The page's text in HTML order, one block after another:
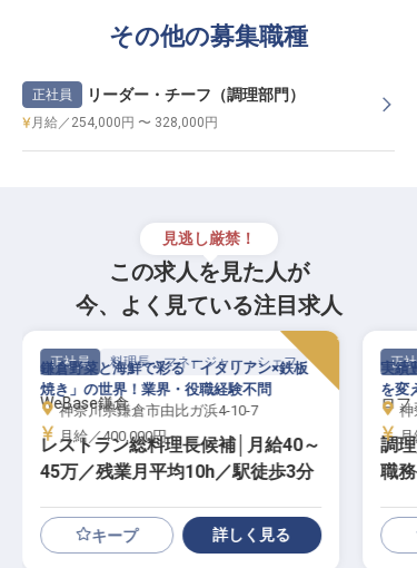
その他の募集職種
正社員 リーダー・チーフ（調理部門）
月給／254,000円 〜 328,000円
見逃し厳禁！
この求人を見た人が
今、よく見ている注目求人
正社員 料理長・マネージャー・シェフ
WeBase鎌倉
レストラン総料理長候補│月給40～
45万／残業月平均10h／駅徒歩3分
鎌倉野菜と海鮮で彩る「イタリアン×鉄板
焼き」の世界！業界・役職経験不問
神奈川県鎌倉市由比ガ浜4-10-7
月給／400,000円～
キープ 詳しく見る
正社
ロフ
調
職
実績
を変
神
月